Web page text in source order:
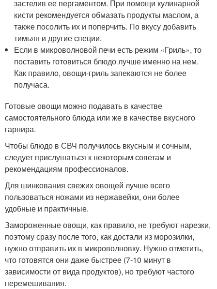
застелив ее пергаментом. При помощи кулинарной
кисти рекомендуется обмазать продукты маслом, а
также посолить их и поперчить. По вкусу добавить
тимьян и другие специи.
Если в микроволновой печи есть режим «Гриль», то
поставить готовиться блюдо лучше именно на нем.
Как правило, овощи-гриль запекаются не более
получаса.
Готовые овощи можно подавать в качестве
самостоятельного блюда или же в качестве вкусного
гарнира.
Чтобы блюдо в СВЧ получилось вкусным и сочным,
следует прислушаться к некоторым советам и
рекомендациям профессионалов.
Для шинкования свежих овощей лучше всего
пользоваться ножами из нержавейки, они более
удобные и практичные.
Замороженные овощи, как правило, не требуют нарезки,
поэтому сразу после того, как достали из морозилки,
нужно отправить их в микроволновку. Нужно отметить,
что готовятся они даже быстрее (7-10 минут в
зависимости от вида продуктов), но требуют частого
перемешивания.